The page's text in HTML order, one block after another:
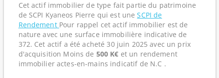
Cet actif immobilier de type fait partie du patrimoine
de SCPI Kyaneos Pierre qui est uneSCPI de
Rendement Pour rappel cet actif immobilier est de
nature avec une surface immobilière indicative de
372. Cet actif a été acheté 30 juin 2025 avec un prix
d'acquisition Moins de 500 K€ et un rendement
immobilier actes-en-mains indicatif de N.C .